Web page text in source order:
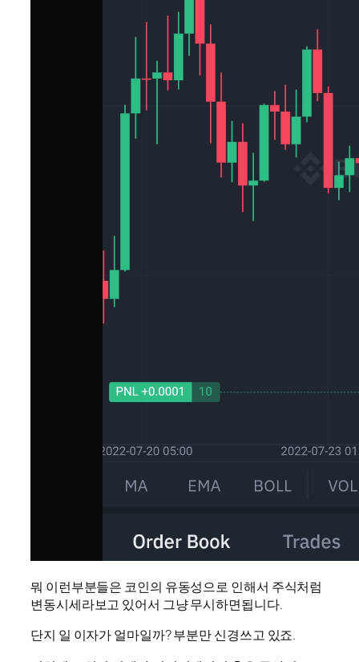
뭐 이런부분들은 코인의 유동성으로 인해서 주식처럼
변동시세라보고 있어서 그냥 무시하면됩니다.
단지 일 이자가 얼마일까? 부분만 신경쓰고 있죠.